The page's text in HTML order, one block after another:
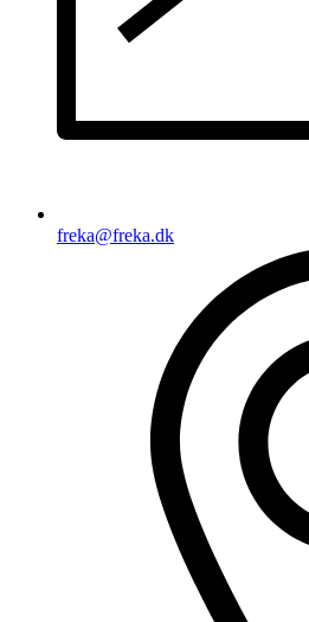
freka@freka.dk